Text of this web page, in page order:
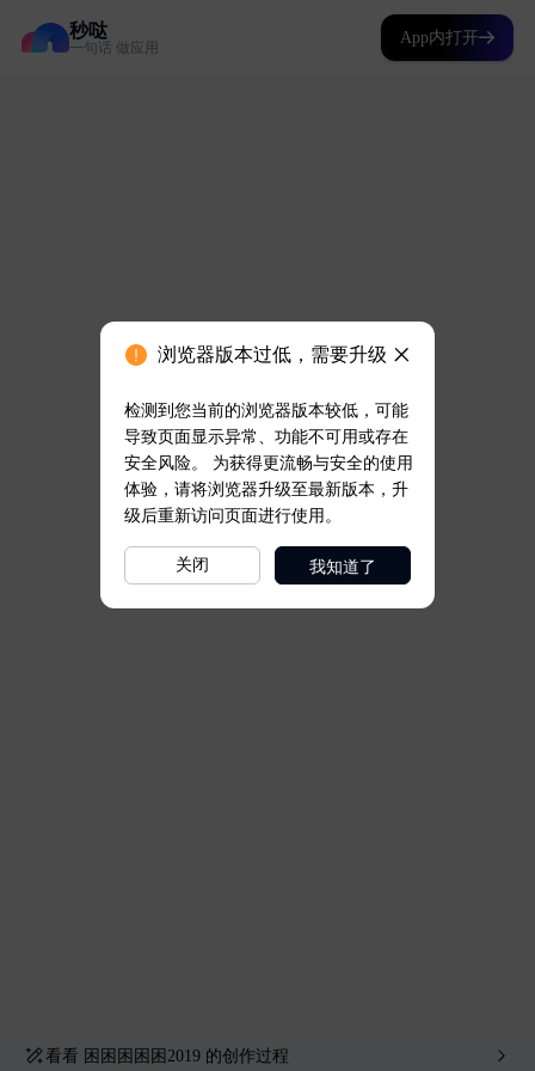
秒哒
一句话 做应用
App内打开
看看 困困困困困2019 的创作过程
浏览器版本过低，需要升级
检测到您当前的浏览器版本较低，可能
导致页面显示异常、功能不可用或存在
安全风险。 为获得更流畅与安全的使用
体验，请将浏览器升级至最新版本，升
级后重新访问页面进行使用。
关闭 我知道了